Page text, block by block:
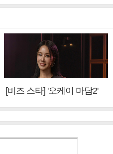
[비즈 스타] '오케이 마담2'